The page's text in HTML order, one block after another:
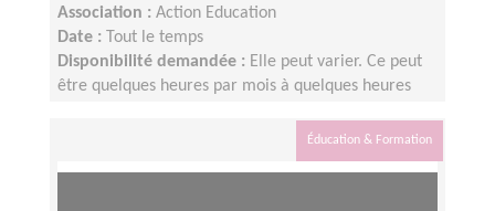
Association : Action Education
Date :
Tout le temps
Disponibilité demandée : Elle peut varier. Ce peut
être quelques heures par mois à quelques heures
Éducation & Formation